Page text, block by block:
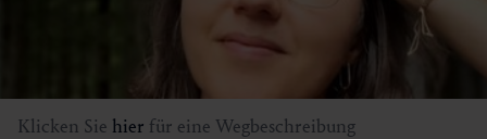
Klicken Sie hier für eine Wegbeschreibung